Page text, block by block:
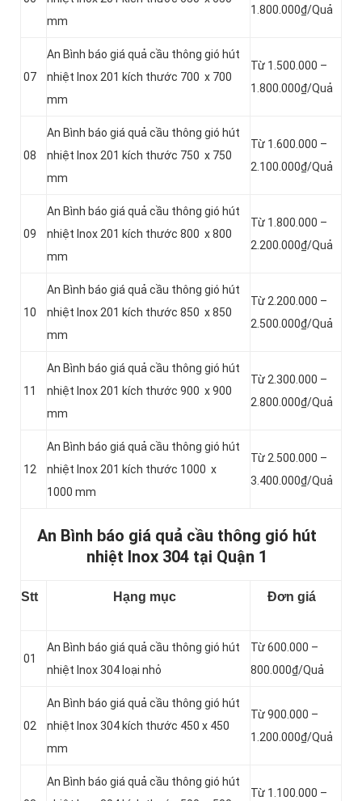
mm
1.800.000₫/Quả
07
An Bình báo giá quả cầu thông gió hút
nhiệt Inox 201 kích thước 700 x 700
mm
Từ 1.500.000 –
1.800.000₫/Quả
08
An Bình báo giá quả cầu thông gió hút
nhiệt Inox 201 kích thước 750 x 750
mm
Từ 1.600.000 –
2.100.000₫/Quả
09
An Bình báo giá quả cầu thông gió hút
nhiệt Inox 201 kích thước 800 x 800
mm
Từ 1.800.000 –
2.200.000₫/Quả
10
An Bình báo giá quả cầu thông gió hút
nhiệt Inox 201 kích thước 850 x 850
mm
Từ 2.200.000 –
2.500.000₫/Quả
11
An Bình báo giá quả cầu thông gió hút
nhiệt Inox 201 kích thước 900 x 900
mm
Từ 2.300.000 –
2.800.000₫/Quả
12
An Bình báo giá quả cầu thông gió hút
nhiệt Inox 201 kích thước 1000 x
1000 mm
Từ 2.500.000 –
3.400.000₫/Quả
An Bình báo giá quả cầu thông gió hút
nhiệt Inox 304 tại Quận 1
Stt Hạng mục Đơn giá
01
An Bình báo giá quả cầu thông gió hút
nhiệt Inox 304 loại nhỏ
Từ 600.000 –
800.000₫/Quả
02
An Bình báo giá quả cầu thông gió hút
nhiệt Inox 304 kích thước 450 x 450
mm
Từ 900.000 –
1.200.000₫/Quả
An Bình báo giá quả cầu thông gió hút
Từ 1.100.000 –